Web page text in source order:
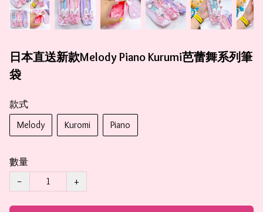
日本直送新款Melody Piano Kurumi芭蕾舞系列筆
袋
款式
Melody
Kuromi Piano
數量
−
+